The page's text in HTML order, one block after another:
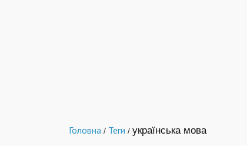
Головна / Теги / українська мова